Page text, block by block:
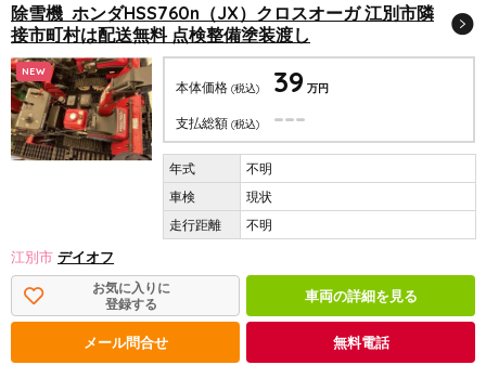
除雪機 ホンダHSS760n（JX）クロスオーガ 江別市隣
接市町村は配送無料 点検整備塗装渡し
NEW
本体価格 (税込) 39 万円
支払総額 (税込) ---
不明
現状
不明
江別市 デイオフ
お気に入りに
登録する
車両の詳細を見る
メール問合せ 無料電話